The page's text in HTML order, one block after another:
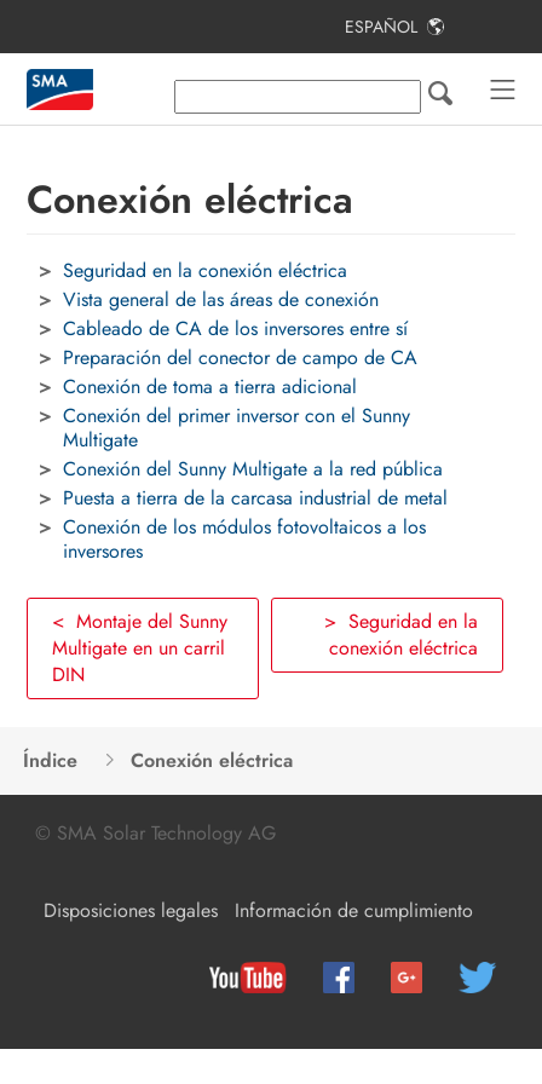
ESPAÑOL
Conexión eléctrica
Seguridad en la conexión eléctrica
Vista general de las áreas de conexión
Cableado de CA de los inversores entre sí
Preparación del conector de campo de CA
Conexión de toma a tierra adicional
Conexión del primer inversor con el Sunny
Multigate
Conexión del Sunny Multigate a la red pública
Puesta a tierra de la carcasa industrial de metal
Conexión de los módulos fotovoltaicos a los
inversores
< Montaje del Sunny
Multigate en un carril
DIN
> Seguridad en la
conexión eléctrica
Índice Conexión eléctrica
© SMA Solar Technology AG
Disposiciones legales Información de cumplimiento
Índice
Indicaciones sobre este documento
Contenido de la entrega
Vista general del producto
Montaje
Conexión eléctrica
Puesta en marcha de la planta
fotovoltaica
Configuración
Desconexión del inversor de la
Desconexión de la tensión del
Sunny Multigate
Localización de errores
Nueva puesta en marcha del
inversor
Puesta fuera de servicio